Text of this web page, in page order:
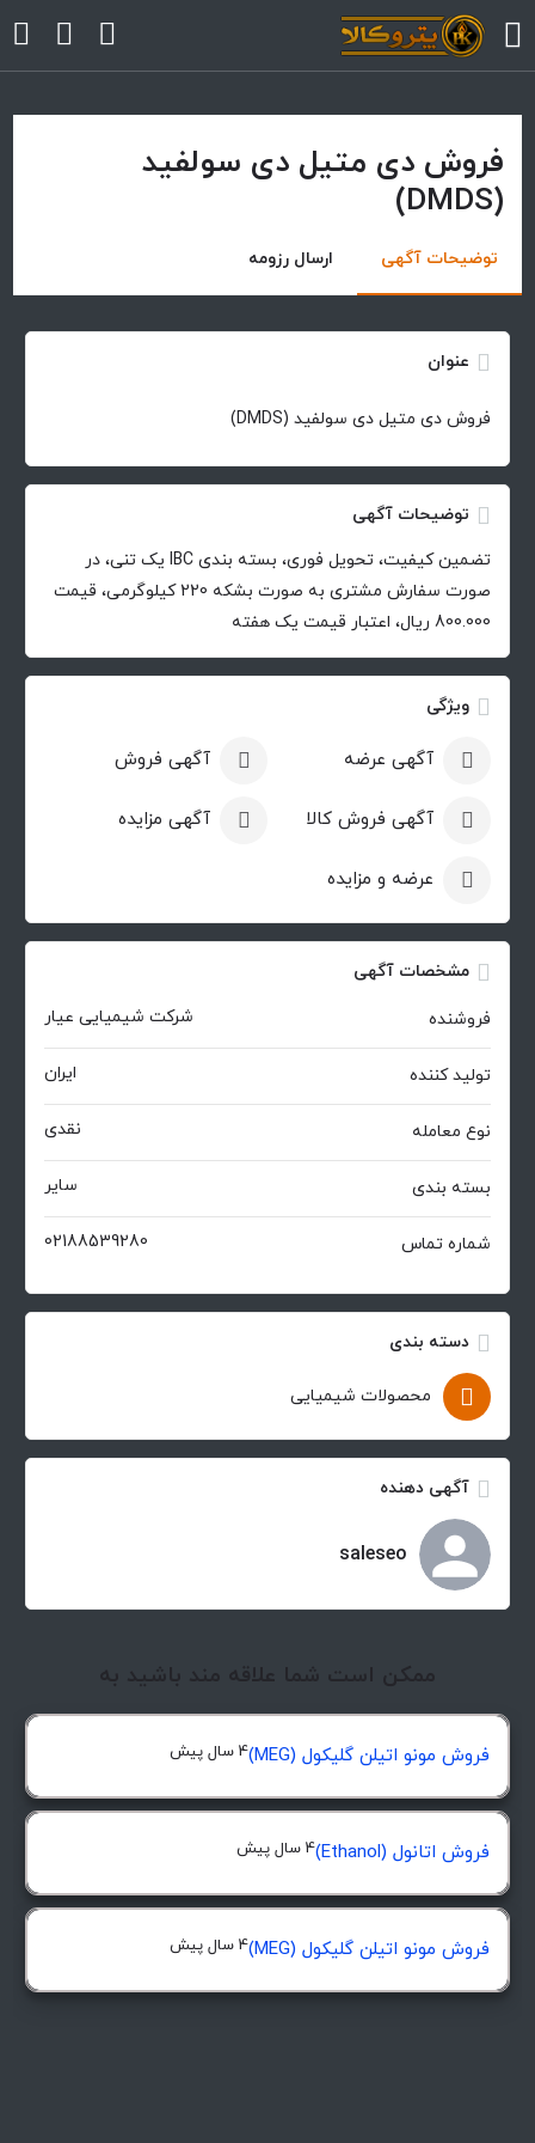
فروش دی متیل دی سولفید
(DMDS)
توضیحات آگهی ارسال رزومه
عنوان
فروش دی متیل دی سولفید (DMDS)
توضیحات آگهی
تضمین کیفیت، تحویل فوری، بسته بندی IBC یک تنی، در
صورت سفارش مشتری به صورت بشکه 220 کیلوگرمی، قیمت
800.000 ریال، اعتبار قیمت یک هفته
ویژگی
آگهی عرضه آگهی فروش
آگهی فروش کالا آگهی مزایده
عرضه و مزایده
مشخصات آگهی
فروشنده شرکت شیمیایی عیار
تولید کننده ایران
نوع معامله نقدی
بسته بندی سایر
شماره تماس 02188539280
دسته بندی
محصولات شیمیایی
آگهی دهنده
saleseo
ممکن است شما علاقه مند باشید به
فروش مونو اتیلن گلیکول (MEG) 4 سال پیش
فروش اتانول (Ethanol) 4 سال پیش
فروش مونو اتیلن گلیکول (MEG) 4 سال پیش